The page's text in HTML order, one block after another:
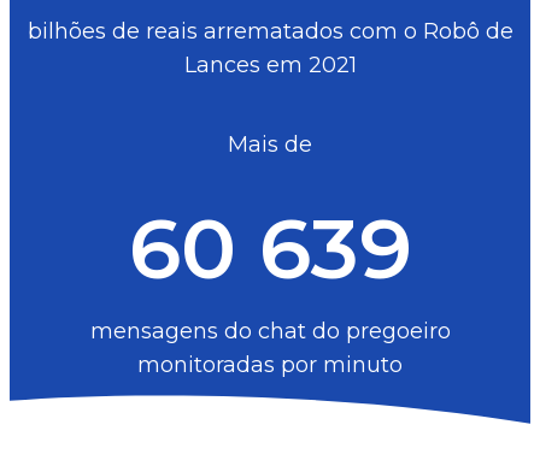
bilhões de reais arrematados com o Robô de
Lances em 2021
Mais de
60 639
mensagens do chat do pregoeiro
monitoradas por minuto